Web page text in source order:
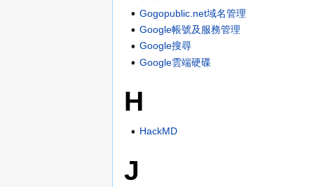
Gogopublic.net域名管理
Google帳號及服務管理
Google搜尋
Google雲端硬碟
H
HackMD
J